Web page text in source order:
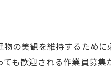
物の美観を維持するため
ても歓迎される作業員募